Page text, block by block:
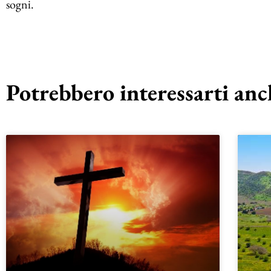
sogni.
Potrebbero interessarti